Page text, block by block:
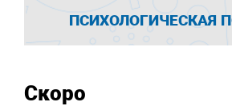
ПСИХОЛОГИЧЕСКАЯ
Скоро